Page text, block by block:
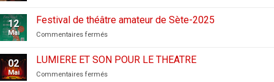
2025
12
Mai
Festival de théâtre amateur de Sète-2025
Commentaires ferméssur
de
théâtre
amateur
02
Mai
LUMIERE ET SON POUR LE THEATRE
Commentaires ferméssur